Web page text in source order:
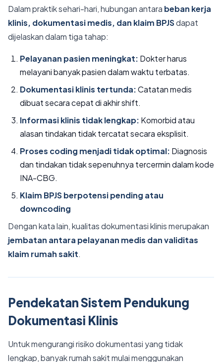
Dalam praktik sehari-hari, hubungan antara beban kerja
klinis, dokumentasi medis, dan klaim BPJSdapat
dijelaskan dalam tiga tahap:
Pelayanan pasien meningkat: Dokter harus
melayani banyak pasien dalam waktu terbatas.
Dokumentasi klinis tertunda:Catatan medis
dibuat secara cepat di akhir shift.
Informasi klinis tidak lengkap: Komorbid atau
alasan tindakan tidak tercatat secara eksplisit.
Proses coding menjadi tidak optimal: Diagnosis
dan tindakan tidak sepenuhnya tercermin dalam kode
INA-CBG.
Klaim BPJS berpotensi pending atau
downcoding
Dengan kata lain, kualitas dokumentasi klinis merupakan
jembatan antara pelayanan medis dan validitas
klaim rumah sakit.
Pendekatan Sistem Pendukung
Dokumentasi Klinis
Untuk mengurangi risiko dokumentasi yang tidak
lengkap, banyak rumah sakit mulai menggunakan